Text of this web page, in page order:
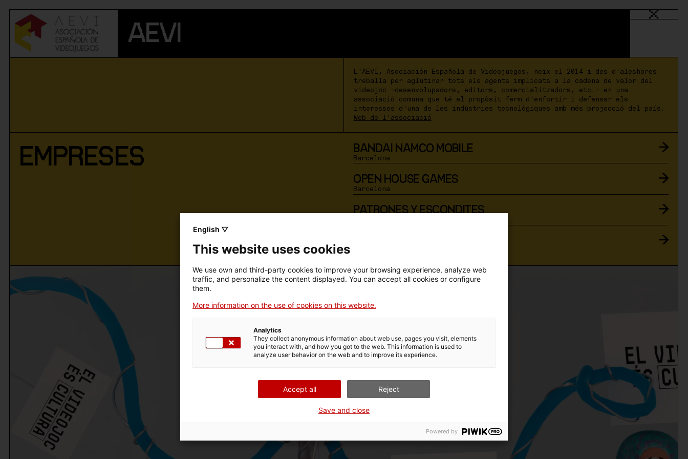
AEVI
L'AEVI, Asociación Española de Videojuegos, neix el 2014 i des d'aleshores
treballa per aglutinar tots els agents implicats a la cadena de valor del
videojoc -desenvolupadors, editors, comercialitzadors, etc.- en una
associació comuna que té el propòsit ferm d'enfortir i defensar els
interessos d'una de les indústries tecnològiques amb més projecció del país.
Web de l'associació
EMPRESES BANDAI NAMCO MOBILE
Barcelona
OPEN HOUSE GAMES
Barcelona
PATRONES Y ESCONDITES
English ▽
This website uses cookies
We use own and third-party cookies to improve your browsing experience, analyze web
traffic, and personalize the content displayed. You can accept all cookies or configure
them.
More information on the use of cookies on this website.
Analytics
They collect anonymous information about web use, pages you visit, elements
you interact with, and how you got to the web. This information is used to
analyze user behavior on the web and to improve its experience.
Accept all Reject
Save and close
Powered by